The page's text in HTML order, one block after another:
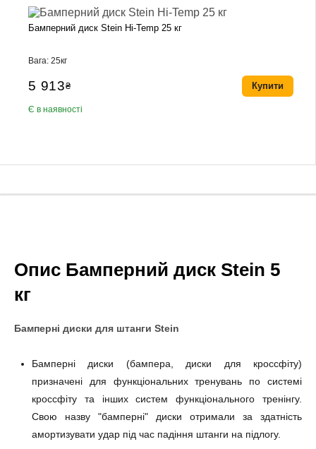
Бамперний диск Stein Hi-Temp 25 кг
Вага: 25кг
5 913₴
Є в наявності
Купити
Опис Бамперний диск Stein 5
кг
Бамперні диски для штанги Stein
Бамперні диски (бампера, диски для кроссфіту)
призначені для функціональних тренувань по системі
кроссфіту та інших систем функціонального тренінгу.
Свою назву "бамперні" диски отримали за здатність
амортизувати удар під час падіння штанги на підлогу.